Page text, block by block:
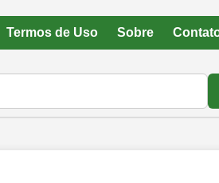
Termos de Uso Sobre